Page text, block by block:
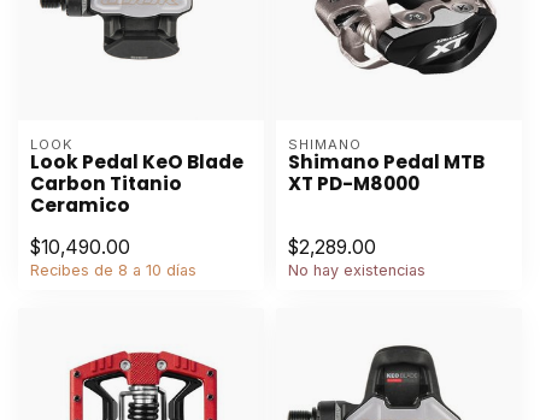
LOOK
Look Pedal KeO Blade
Carbon Titanio
Ceramico
$10,490.00
Recibes de 8 a 10 días
SHIMANO
Shimano Pedal MTB
XT PD-M8000
$2,289.00
No hay existencias